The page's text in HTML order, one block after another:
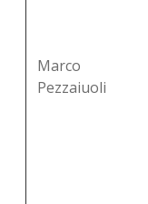
Marco
Pezzaiuoli